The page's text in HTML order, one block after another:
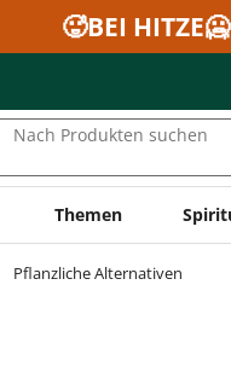
🥵BEI
Nach Produkten suchen
Themen
Pflanzliche Alternativen